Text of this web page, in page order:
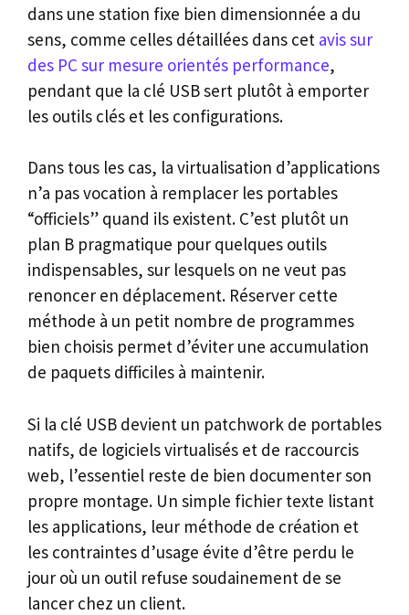
dans une station fixe bien dimensionnée a du
sens, comme celles détaillées dans cet avis sur
des PC sur mesure orientés performance,
pendant que la clé USB sert plutôt à emporter
les outils clés et les configurations.
Dans tous les cas, la virtualisation d’applications
n’a pas vocation à remplacer les portables
“officiels” quand ils existent. C’est plutôt un
plan B pragmatique pour quelques outils
indispensables, sur lesquels on ne veut pas
renoncer en déplacement. Réserver cette
méthode à un petit nombre de programmes
bien choisis permet d’éviter une accumulation
de paquets difficiles à maintenir.
Si la clé USB devient un patchwork de portables
natifs, de logiciels virtualisés et de raccourcis
web, l’essentiel reste de bien documenter son
propre montage. Un simple fichier texte listant
les applications, leur méthode de création et
les contraintes d’usage évite d’être perdu le
jour où un outil refuse soudainement de se
lancer chez un client.